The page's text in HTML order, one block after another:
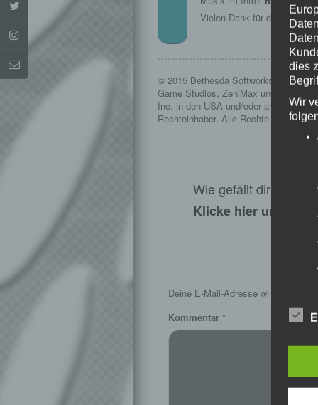
Vielen Dank für die
© 2015 Bethesda Softworks LLC, ein
Game Studios, ZeniMax und die
Inc. in den USA und/oder anderen
Rechteinhaber. Alle Rechte
Wie gefällt dir dieser
Klicke hier und
Deine E-Mail-Adresse wird nicht
Kommentar *
dies
Wir